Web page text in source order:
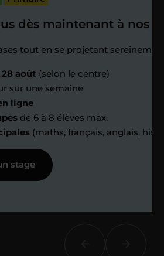
des
réguliers
travail et les progrès
et moi-
des points et
dès maintenant à nos
tout en se projetant
août (selon le centre)
sur une semaine
ligne
de 6 à 8 élèves max.
(maths, français, anglais,
stage